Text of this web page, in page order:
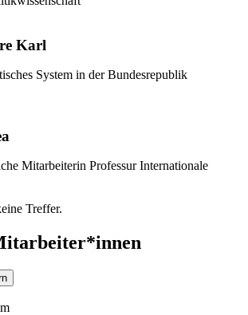
Karl
System in der Bundesrepublik
Mitarbeiterin Professur Internationale
Treffer.